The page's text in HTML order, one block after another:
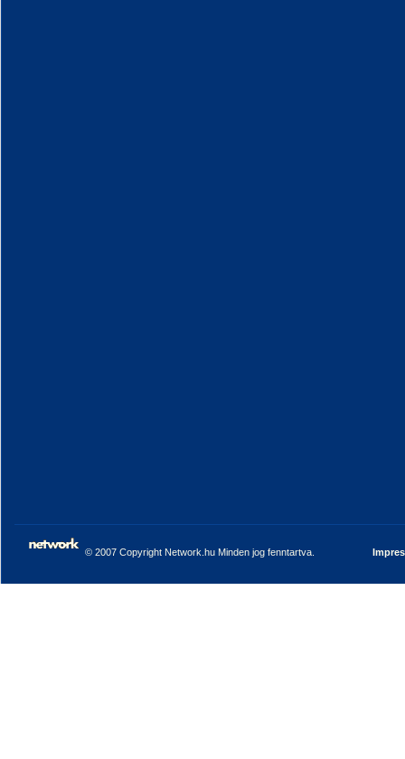
© 2007 Copyright Network.hu Minden jog fenntartva.